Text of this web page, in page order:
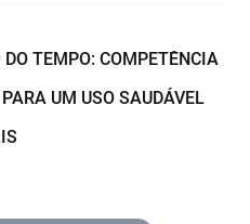
TEMPO: COMPETÊNCIA
UM USO SAUDÁVEL